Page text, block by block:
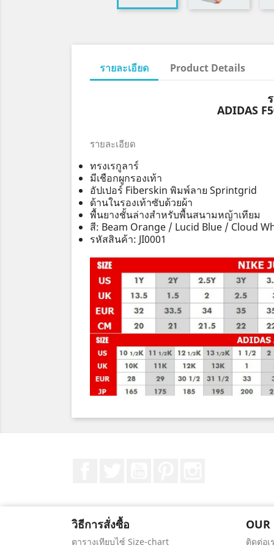
รายละเอียด Product Details
ADIDAS
รายละเอียด
ทรงเรกูลาร์
มีเชือกผูกรองเท้า
อัปเปอร์ Fiberskin พิมพ์ลาย Sprintgrid
ด้านในรองเท้าซับด้วยผ้า
พื้นยางชั้นล่างสำหรับพื้นสนามหญ้าเทียม
สี: Beam Orange / Lucid Blue / Cloud
รหัสสินค้า: JI0001
วิธีการสั่งซื้อ
ตารางเทียบไซ์ Size-chart
OUR
ติดต่อเ